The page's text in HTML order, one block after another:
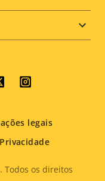
Todos os direitos
legais
Privacidade